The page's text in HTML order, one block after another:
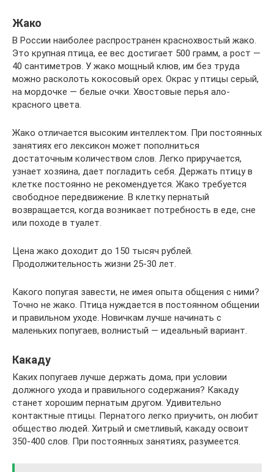
Жако
В России наиболее распространен краснохвостый жако.
Это крупная птица, ее вес достигает 500 грамм, а рост —
40 сантиметров. У жако мощный клюв, им без труда
можно расколоть кокосовый орех. Окрас у птицы серый,
на мордочке — белые очки. Хвостовые перья ало-
красного цвета.
Жако отличается высоким интеллектом. При постоянных
занятиях его лексикон может пополниться
достаточным количеством слов. Легко приручается,
узнает хозяина, дает погладить себя. Держать птицу в
клетке постоянно не рекомендуется. Жако требуется
свободное передвижение. В клетку пернатый
возвращается, когда возникает потребность в еде, сне
или походе в туалет.
Цена жако доходит до 150 тысяч рублей.
Продолжительность жизни 25-30 лет.
Какого попугая завести, не имея опыта общения с ними?
Точно не жако. Птица нуждается в постоянном общении
и правильном уходе. Новичкам лучше начинать с
маленьких попугаев, волнистый — идеальный вариант.
Какаду
Каких попугаев лучше держать дома, при условии
должного ухода и правильного содержания? Какаду
станет хорошим пернатым другом. Удивительно
контактные птицы. Пернатого легко приучить, он любит
общество людей. Хитрый и сметливый, какаду освоит
350-400 слов. При постоянных занятиях, разумеется.